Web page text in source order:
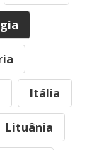
Itália
Lituânia